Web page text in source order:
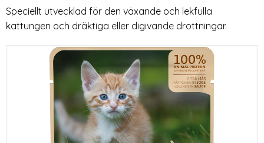
Speciellt utvecklad för den växande och lekfulla
kattungen och dräktiga eller digivande drottningar.